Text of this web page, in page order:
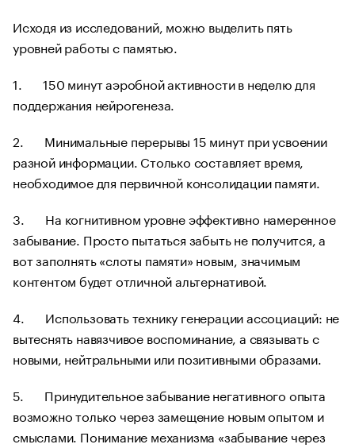
Исходя из исследований, можно выделить пять
уровней работы с памятью.
1. 150 минут аэробной активности в неделю для
поддержания нейрогенеза.
2. Минимальные перерывы 15 минут при усвоении
разной информации. Столько составляет время,
необходимое для первичной консолидации памяти.
3. На когнитивном уровне эффективно намеренное
забывание. Просто пытаться забыть не получится, а
вот заполнять «слоты памяти» новым, значимым
контентом будет отличной альтернативой.
4. Использовать технику генерации ассоциаций: не
вытеснять навязчивое воспоминание, а связывать с
новыми, нейтральными или позитивными образами.
5. Принудительное забывание негативного опыта
возможно только через замещение новым опытом и
смыслами. Понимание механизма «забывание через